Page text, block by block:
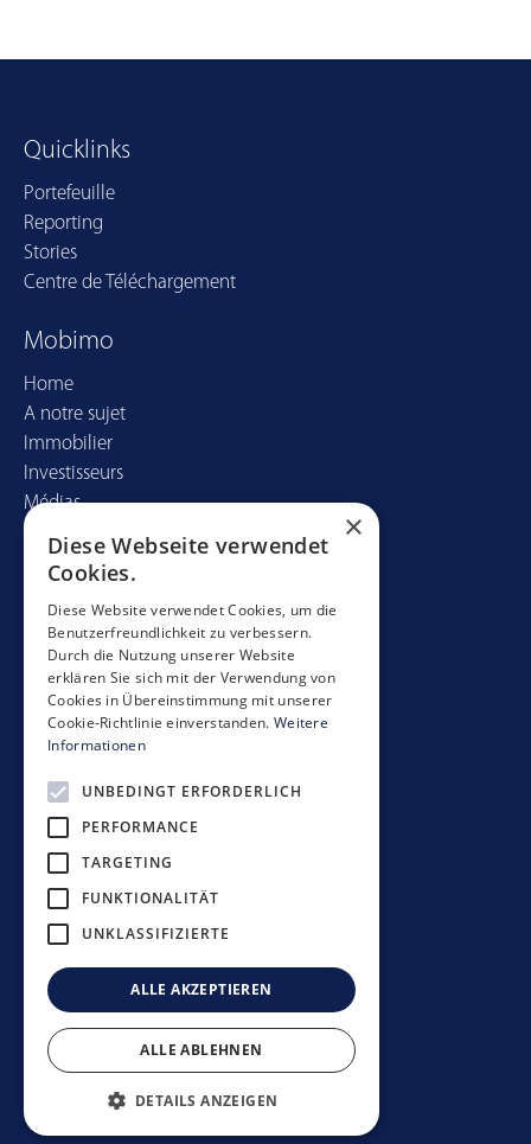
Quicklinks
Portefeuille
Reporting
Stories
Centre de Téléchargement
Mobimo
Home
A notre sujet
Immobilier
Investisseurs
Médias
Contact
Mobimo Management AG
Seestrasse 59
CH-8700 Küsnacht
+41 44 397 11 11
info@mobimo.ch
S'abonner à la newsletter
Déclaration de confidentialité
Clause de non-responsabilité
Mentions légales
Mobimo Management AG
×
Diese Webseite verwendet
Cookies.
Diese Website verwendet Cookies, um die
Benutzerfreundlichkeit zu verbessern.
Durch die Nutzung unserer Website
erklären Sie sich mit der Verwendung von
Cookies in Übereinstimmung mit unserer
Cookie-Richtlinie einverstanden. Weitere
Informationen
UNBEDINGT ERFORDERLICH
PERFORMANCE
TARGETING
FUNKTIONALITÄT
UNKLASSIFIZIERTE
ALLE AKZEPTIEREN
ALLE ABLEHNEN
DETAILS ANZEIGEN